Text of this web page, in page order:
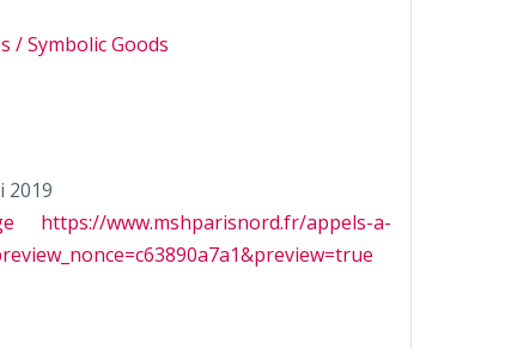
/ Symbolic Goods
2019
www.mshparisnord.fr/appels-a-